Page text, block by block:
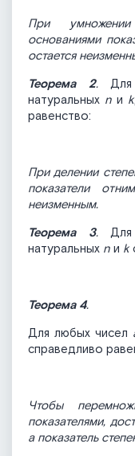
При
основаниями
остается
Теорема 2.Для
натуральных nи
равенство:
При делении
показатели
неизменным.
Теорема 3.Для
натуральных n и k
Теорема 4.
Для любых чисел
справедливо
Чтобы
показателями,
а показатель